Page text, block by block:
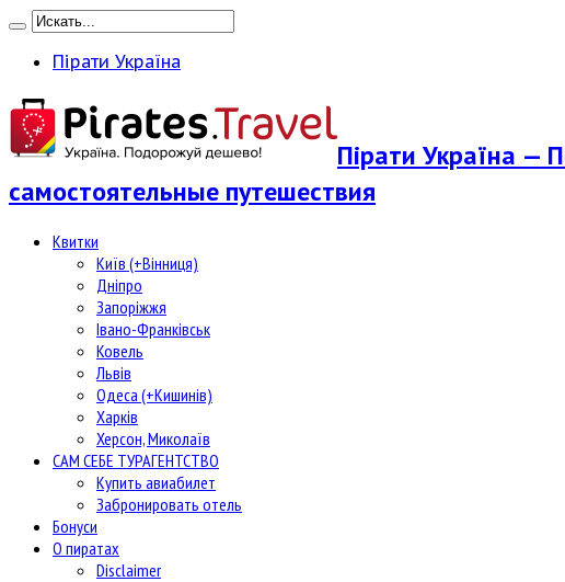
Пірати Україна
Пірати Україна —
самостоятельные путешествия
Квитки
Київ (+Вінниця)
Дніпро
Запоріжжя
Івано-Франківськ
Ковель
Львів
Одеса (+Кишинів)
Харків
Херсон, Миколаїв
САМ СЕБЕ ТУРАГЕНТСТВО
Купить авиабилет
Забронировать отель
Бонуси
О пиратах
Disclaimer